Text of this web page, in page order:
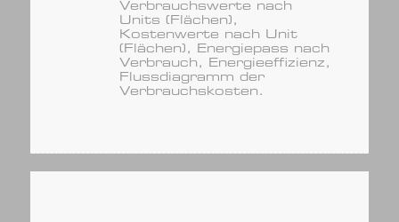
Verbrauchswerte nach
Units (Flächen),
Kostenwerte nach Unit
(Flächen), Energiepass nach
Verbrauch, Energieeffizienz,
Flussdiagramm der
Verbrauchskosten.